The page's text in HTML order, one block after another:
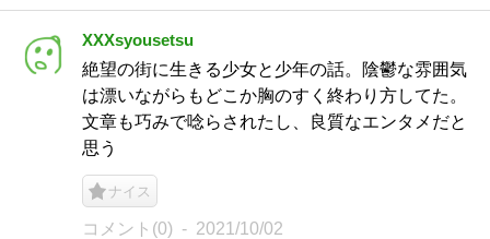
XXXsyousetsu
絶望の街に生きる少女と少年の話。陰鬱な雰囲気
は漂いながらもどこか胸のすく終わり方してた。
文章も巧みで唸らされたし、良質なエンタメだと
思う
ナイス
コメント(0) 2021/10/02